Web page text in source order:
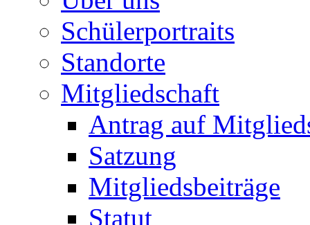
Schülerportraits
Standorte
Mitgliedschaft
Antrag auf
Satzung
Mitgliedsbeiträge
Statut